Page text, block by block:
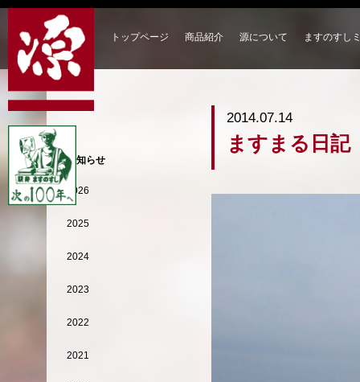
トップページ 商品紹介 源について ますのすし
2014.07.14
ますまる日記
お知らせ
2026
2025
2024
2023
2022
2021